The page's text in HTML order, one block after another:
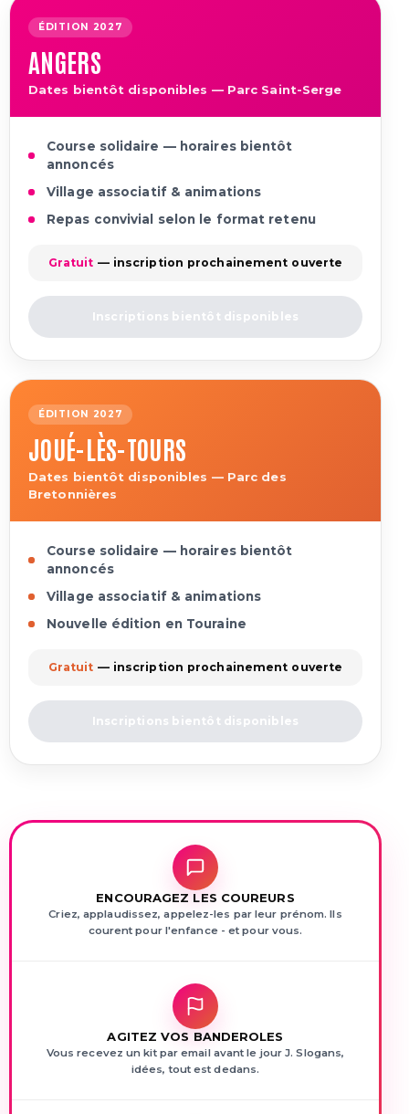
ÉDITION 2027
ANGERS
Dates bientôt disponibles — Parc Saint-Serge
Course solidaire — horaires bientôt
annoncés
Village associatif & animations
Repas convivial selon le format retenu
Gratuit — inscription prochainement ouverte
Inscriptions bientôt disponibles
ÉDITION 2027
JOUÉ-LÈS-TOURS
Dates bientôt disponibles — Parc des
Bretonnières
Course solidaire — horaires bientôt
annoncés
Village associatif & animations
Nouvelle édition en Touraine
Gratuit — inscription prochainement ouverte
Inscriptions bientôt disponibles
ENCOURAGEZ LES COUREURS
Criez, applaudissez, appelez-les par leur prénom. Ils
courent pour l'enfance - et pour vous.
AGITEZ VOS BANDEROLES
Vous recevez un kit par email avant le jour J. Slogans,
idées, tout est dedans.